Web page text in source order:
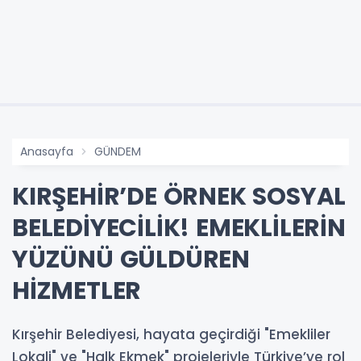
Anasayfa GÜNDEM
KIRŞEHİR’DE ÖRNEK SOSYAL
BELEDİYECİLİK! EMEKLİLERİN
YÜZÜNÜ GÜLDÜREN
HİZMETLER
Kırşehir Belediyesi, hayata geçirdiği "Emekliler
Lokali" ve "Halk Ekmek" projeleriyle Türkiye’ye rol